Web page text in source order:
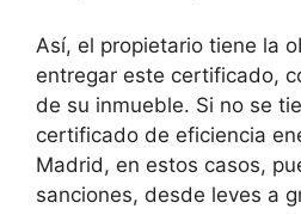
Así, el propietario tiene la
entregar este certificado,
de su inmueble. Si no se
certificado de eficiencia
Madrid, en estos casos,
sanciones, desde leves a